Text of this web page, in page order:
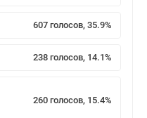
607 голосов, 35.9%
238 голосов, 14.1%
260 голосов, 15.4%